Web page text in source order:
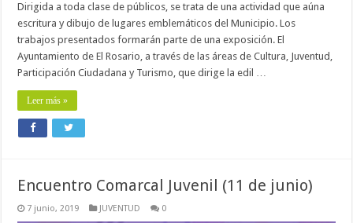
Dirigida a toda clase de públicos, se trata de una actividad que aúna
escritura y dibujo de lugares emblemáticos del Municipio. Los
trabajos presentados formarán parte de una exposición. El
Ayuntamiento de El Rosario, a través de las áreas de Cultura, Juventud,
Participación Ciudadana y Turismo, que dirige la edil …
Leer más »
Encuentro Comarcal Juvenil (11 de junio)
7 junio, 2019 JUVENTUD 0